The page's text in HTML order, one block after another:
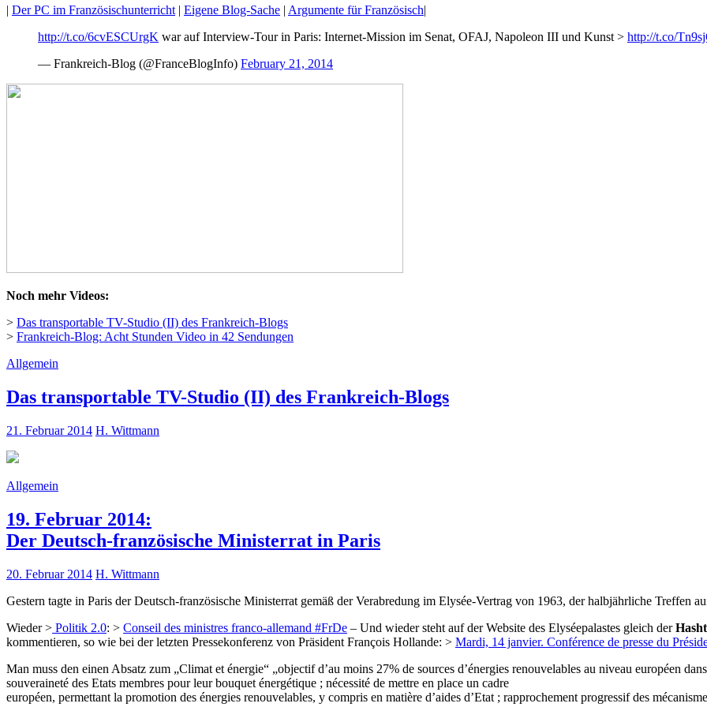
| Der PC im Französischunterricht | Eigene Blog-Sache | Argumente für Französisch|
http://t.co/6cvESCUrgK war auf Interview-Tour in Paris: Internet-Mission im Senat, OFAJ, Napoleon III und Kunst > http://t.co/
— Frankreich-Blog (@FranceBlogInfo) February 21, 2014
Noch mehr Videos:
> Das transportable TV-Studio (II) des Frankreich-Blogs
> Frankreich-Blog: Acht Stunden Video in 42 Sendungen
Allgemein
Das transportable TV-Studio (II) des Frankreich-Blogs
21. Februar 2014 H. Wittmann
Allgemein
19. Februar 2014:
Der Deutsch-französische Ministerrat in Paris
20. Februar 2014 H. Wittmann
Gestern tagte in Paris der Deutsch-französische Ministerrat gemäß der Verabredung im Elysée-Vertrag von 1963, der halbjährliche Treffen
Wieder > Politik 2.0: > Conseil des ministres franco-allemand #FrDe – Und wieder steht auf der Website des Elyséepalastes gleich der
kommentieren, so wie bei der letzten Pressekonferenz von Präsident François Hollande: > Mardi, 14 janvier. Conférence de presse du
Man muss den einen Absatz zum „Climat et énergie“ „objectif d’au moins 27% de sources d’énergies renouvelables au niveau européen
souveraineté des Etats membres pour leur bouquet énergétique ; nécessité de mettre en place un cadre
européen, permettant la promotion des énergies renouvelables, y compris en matière d’aides d’Etat ; rapprochement progressif des